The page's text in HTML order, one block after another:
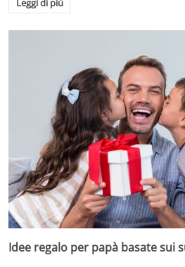
Leggi di più
Idee regalo per papà basate sui